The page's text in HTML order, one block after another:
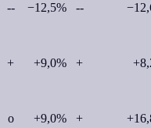
-- −12,5% --
+ +9,0% +
o +9,0% +